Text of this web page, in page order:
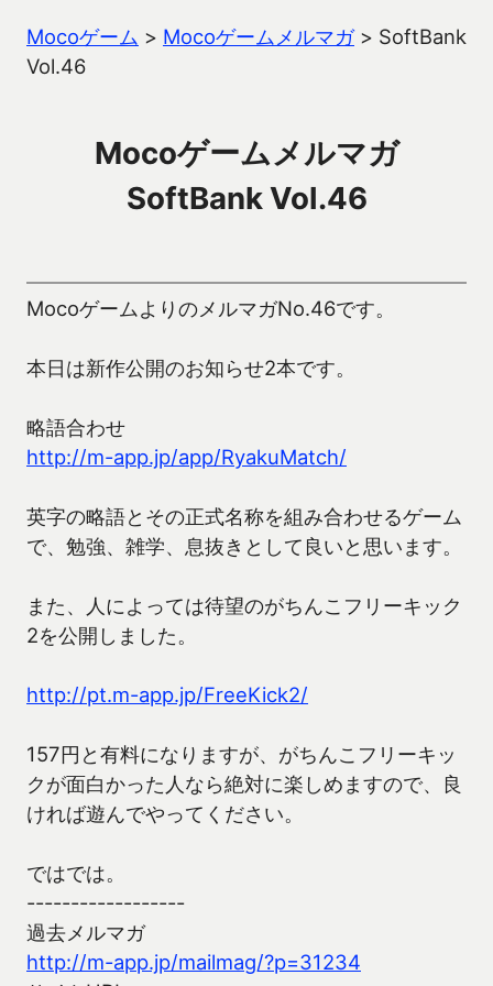
Mocoゲーム > Mocoゲームメルマガ> SoftBank
Vol.46
Mocoゲームメルマガ
SoftBank Vol.46
MocoゲームよりのメルマガNo.46です。
本日は新作公開のお知らせ2本です。
略語合わせ
http://m-app.jp/app/RyakuMatch/
英字の略語とその正式名称を組み合わせるゲーム
で、勉強、雑学、息抜きとして良いと思います。
また、人によっては待望のがちんこフリーキック
2を公開しました。
http://pt.m-app.jp/FreeKick2/
157円と有料になりますが、がちんこフリーキッ
クが面白かった人なら絶対に楽しめますので、良
ければ遊んでやってください。
ではでは。
------------------
過去メルマガ
http://m-app.jp/mailmag/?p=31234